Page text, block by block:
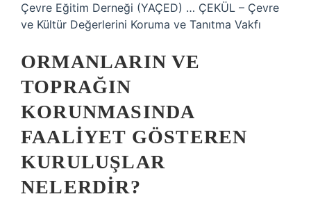
Çevre Eğitim Derneği (YAÇED) … ÇEKÜL – Çevre
ve Kültür Değerlerini Koruma ve Tanıtma Vakfı
ORMANLARIN VE
TOPRAĞIN
KORUNMASINDA
FAALIYET GÖSTEREN
KURULUŞLAR
NELERDIR?